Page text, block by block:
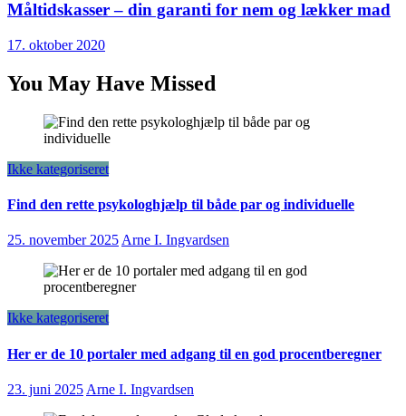
Måltidskasser – din garanti for nem og lækker mad
17. oktober 2020
You May Have Missed
Ikke kategoriseret
Find den rette psykologhjælp til både par og individuelle
25. november 2025Arne I. Ingvardsen
Ikke kategoriseret
Her er de 10 portaler med adgang til en god procentberegner
23. juni 2025 Arne I. Ingvardsen